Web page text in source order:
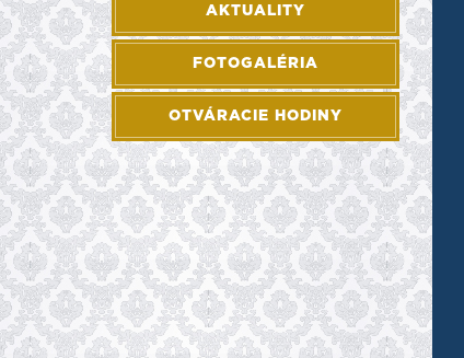
AKTUALITY
FOTOGALÉRIA
OTVÁRACIE HODINY